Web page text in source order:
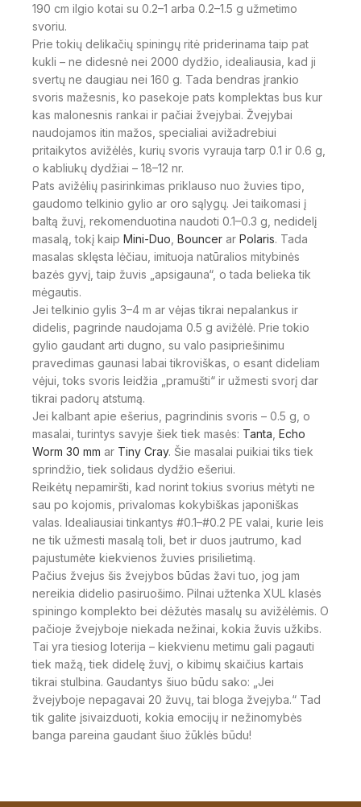
190 cm ilgio kotai su 0.2–1 arba 0.2–1.5 g užmetimo
svoriu.
Prie tokių delikačių spiningų ritė priderinama taip pat
kukli – ne didesnė nei 2000 dydžio, idealiausia, kad ji
svertų ne daugiau nei 160 g. Tada bendras įrankio
svoris mažesnis, ko pasekoje pats komplektas bus kur
kas malonesnis rankai ir pačiai žvejybai. Žvejybai
naudojamos itin mažos, specialiai avižadrebiui
pritaikytos avižėlės, kurių svoris vyrauja tarp 0.1 ir 0.6 g,
o kabliukų dydžiai – 18–12 nr.
Pats avižėlių pasirinkimas priklauso nuo žuvies tipo,
gaudomo telkinio gylio ar oro sąlygų. Jei taikomasi į
baltą žuvį, rekomenduotina naudoti 0.1–0.3 g, nedidelį
masalą, tokį kaip Mini-Duo Bouncer ar Polaris. Tada
masalas sklęsta lėčiau, imituoja natūralios mitybinės
bazės gyvį, taip žuvis „apsigauna“, o tada belieka tik
mėgautis.
Jei telkinio gylis 3–4 m ar vėjas tikrai nepalankus ir
didelis, pagrinde naudojama 0.5 g avižėlė. Prie tokio
gylio gaudant arti dugno, su valo pasipriešinimu
pravedimas gaunasi labai tikroviškas, o esant dideliam
vėjui, toks svoris leidžia „pramušti“ ir užmesti svorį dar
tikrai padorų atstumą.
Jei kalbant apie ešerius, pagrindinis svoris – 0.5 g, o
masalai, turintys savyje šiek tiek masės: Tanta Echo
Worm 30 mm ar Tiny Cray. Šie masalai puikiai tiks tiek
sprindžio, tiek solidaus dydžio ešeriui.
Reikėtų nepamiršti, kad norint tokius svorius mėtyti ne
sau po kojomis, privalomas kokybiškas japoniškas
valas. Idealiausiai tinkantys #0.1–#0.2 PE valai, kurie leis
ne tik užmesti masalą toli, bet ir duos jautrumo, kad
pajustumėte kiekvienos žuvies prisilietimą.
Pačius žvejus šis žvejybos būdas žavi tuo, jog jam
nereikia didelio pasiruošimo. Pilnai užtenka XUL klasės
spiningo komplekto bei dėžutės masalų su avižėlėmis. O
pačioje žvejyboje niekada nežinai, kokia žuvis užkibs.
Tai yra tiesiog loterija – kiekvienu metimu gali pagauti
tiek mažą, tiek didelę žuvį, o kibimų skaičius kartais
tikrai stulbina. Gaudantys šiuo būdu sako: „Jei
žvejyboje nepagavai 20 žuvų, tai bloga žvejyba.“ Tad
tik galite įsivaizduoti, kokia emocijų ir nežinomybės
banga pareina gaudant šiuo žūklės būdu!